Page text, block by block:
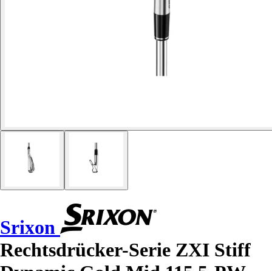
Srixon
Rechtsdrücker-Serie ZXI Stiff